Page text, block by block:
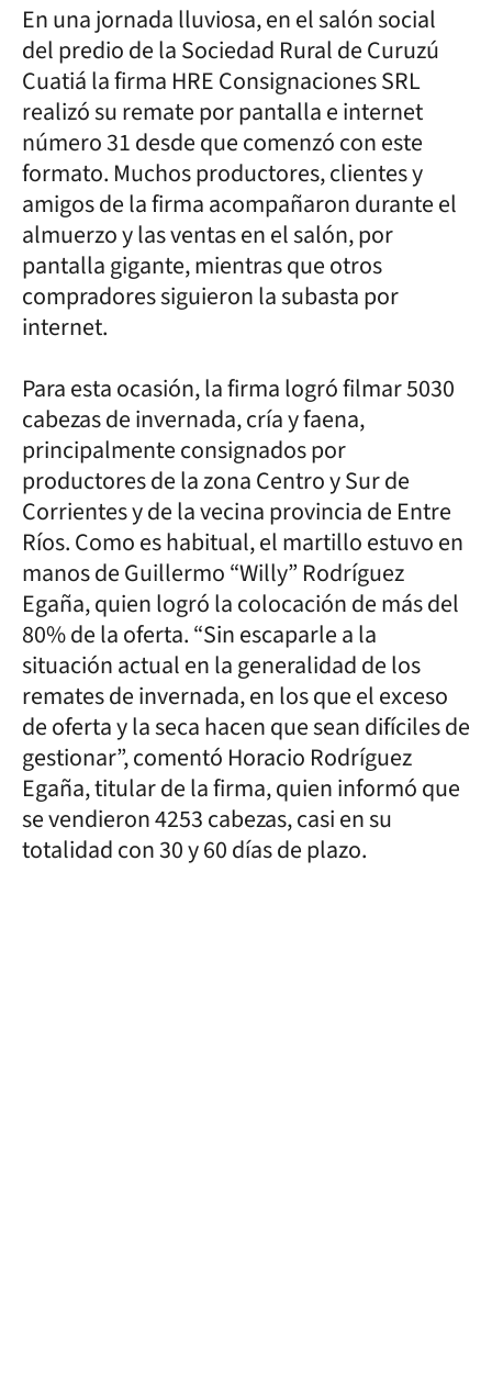
En una jornada lluviosa, en el salón social
del predio de la Sociedad Rural de Curuzú
Cuatiá la firma HRE Consignaciones SRL
realizó su remate por pantalla e internet
número 31 desde que comenzó con este
formato. Muchos productores, clientes y
amigos de la firma acompañaron durante el
almuerzo y las ventas en el salón, por
pantalla gigante, mientras que otros
compradores siguieron la subasta por
internet.
Para esta ocasión, la firma logró filmar 5030
cabezas de invernada, cría y faena,
principalmente consignados por
productores de la zona Centro y Sur de
Corrientes y de la vecina provincia de Entre
Ríos. Como es habitual, el martillo estuvo en
manos de Guillermo “Willy” Rodríguez
Egaña, quien logró la colocación de más del
80% de la oferta. “Sin escaparle a la
situación actual en la generalidad de los
remates de invernada, en los que el exceso
de oferta y la seca hacen que sean difíciles de
gestionar”, comentó Horacio Rodríguez
Egaña, titular de la firma, quien informó que
se vendieron 4253 cabezas, casi en su
totalidad con 30 y 60 días de plazo.